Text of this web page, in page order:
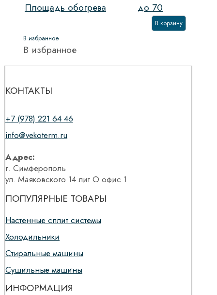
Площадь обогрева
до 70
В корзину
В избранное
В избранное
КОНТАКТЫ
+7 (978) 221 64 46
info@vekoterm.ru
Адрес:
г. Симферополь
ул. Маяковского 14 лит О офис 1
ПОПУЛЯРНЫЕ ТОВАРЫ
Настенные сплит системы
Холодильники
Стиральные машины
Сушильные машины
ИНФОРМАЦИЯ